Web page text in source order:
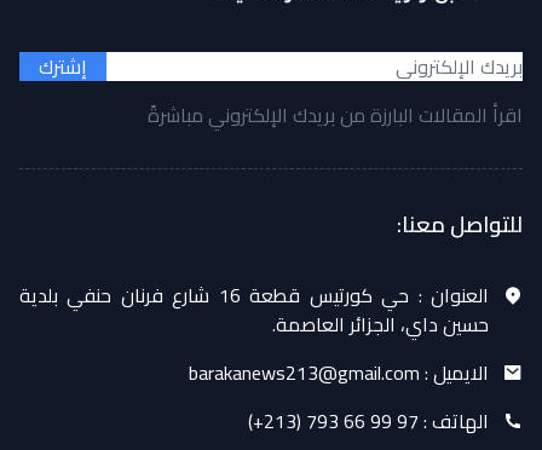
إشترك
اقرأ المقالات البارزة من بريدك الإلكتروني مباشرةً
للتواصل معنا:
العنوان :
حي كورتيس قطعة 16 شارع فرنان حنفي بلدية
حسين داي، الجزائر العاصمة.
الايميل :barakanews213@gmail.com
الهاتف :(+213) 793 66 99 97